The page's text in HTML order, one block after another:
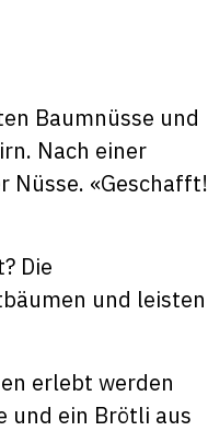
Baumnüsse und
Nach einer
Nüsse. «Geschafft!
Die
und leisten
erlebt werden
und ein Brötli aus